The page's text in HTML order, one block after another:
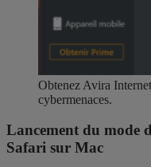
Obtenez Avira
cybermenaces.
Lancement du mode
Safari sur Mac